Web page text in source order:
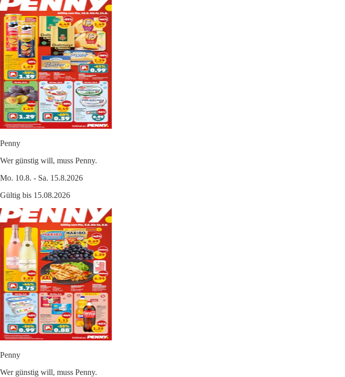
Penny
Wer günstig will, muss Penny.
Mo. 10.8. - Sa. 15.8.2026
Gültig bis 15.08.2026
Penny
Wer günstig will, muss Penny.